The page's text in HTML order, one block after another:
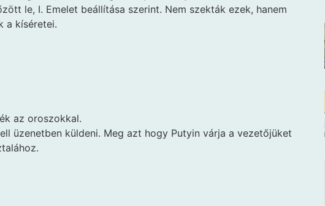
le, I. Emelet beállítása szerint. Nem szekták ezek, hanem
a kíséretei.
az oroszokkal.
üzenetben küldeni. Meg azt hogy Putyin várja a vezetőjüket